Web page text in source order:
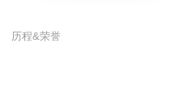
历程&荣誉